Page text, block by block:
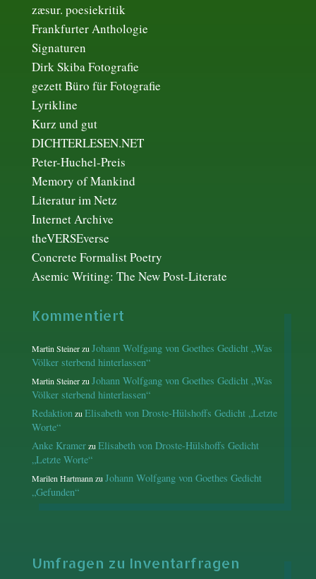
zæsur. poesiekritik
Frankfurter Anthologie
Signaturen
Dirk Skiba Fotografie
gezett Büro für Fotografie
Lyrikline
Kurz und gut
DICHTERLESEN.NET
Peter-Huchel-Preis
Memory of Mankind
Literatur im Netz
Internet Archive
theVERSEverse
Concrete Formalist Poetry
Asemic Writing: The New Post-Literate
Kommentiert
Martin SteinerzuJohann Wolfgang von Goethes Gedicht „Was
Völker sterbend hinterlassen“
Martin SteinerzuJohann Wolfgang von Goethes Gedicht „Was
Völker sterbend hinterlassen“
RedaktionzuElisabeth von Droste-Hülshoffs Gedicht „Letzte
Worte“
Anke KramerzuElisabeth von Droste-Hülshoffs Gedicht
„Letzte Worte“
Marilen HartmannzuJohann Wolfgang von Goethes Gedicht
„Gefunden“
Umfragen zu Inventarfragen